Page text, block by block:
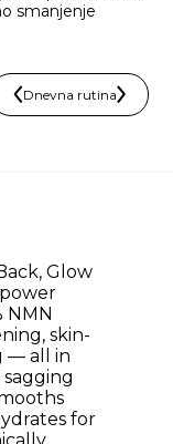
smanjenje
Dnevna rutina
Glow
NMN
skin-
— all in
for